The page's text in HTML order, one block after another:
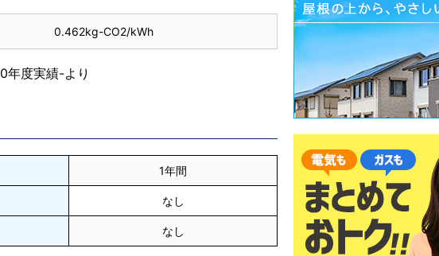
0.462kg-CO2/kWh
年度実績-より
1年間
なし
なし